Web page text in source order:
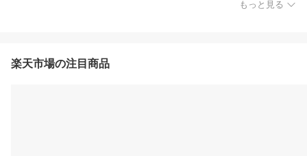
もっと見る
楽天市場の注目商品